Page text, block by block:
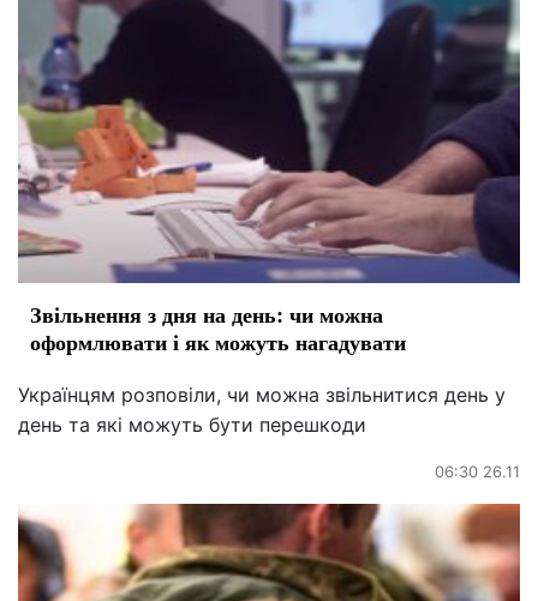
Звільнення з дня на день: чи можна
оформлювати і як можуть нагадувати
Українцям розповіли, чи можна звільнитися день у
день та які можуть бути перешкоди
06:30 26.11